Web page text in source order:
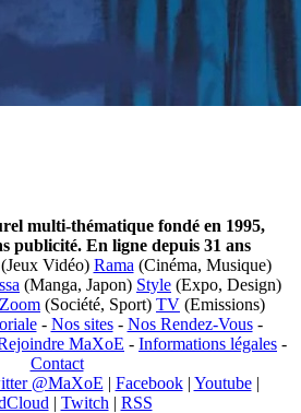
multi-thématique fondé en 1995,
publicité. En ligne depuis 31 ans
Vidéo) Rama (Cinéma, Musique)
(Manga, Japon) Style (Expo, Design)
Zoom (Société, Sport) TV (Emissions)
- Nos sites- Nos Rendez-Vous-
MaXoE - Informations légales -
Contact
@MaXoE | Facebook| Youtube|
| Twitch | RSS